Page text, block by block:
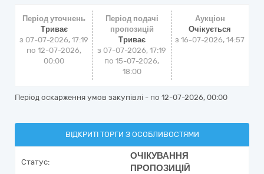
Період уточнень
Триває
з 07-07-2026, 17:19
по 12-07-2026,
00:00
Період подачі
пропозицій
Триває
з 07-07-2026, 17:19
по 15-07-2026,
18:00
Аукціон
Очікується
з16-07-2026, 14:57
Період оскарження умов закупівлі - по 12-07-2026, 00:00
ВІДКРИТІ ТОРГИ З ОСОБЛИВОСТЯМИ
Статус:
ОЧІКУВАННЯ
ПРОПОЗИЦІЙ